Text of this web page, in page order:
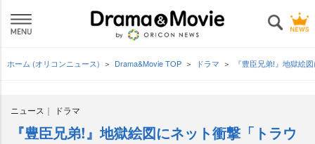
ホーム (オリコンニュース) Drama&Movie TOP ドラマ 『豊臣兄弟!』地獄絵
ニュース ドラマ
『豊臣兄弟!』地獄絵図にネット衝撃「トラウ